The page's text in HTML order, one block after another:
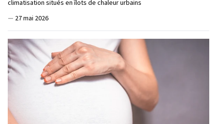
climatisation situés en îlots de chaleur urbains
— 27 mai 2026